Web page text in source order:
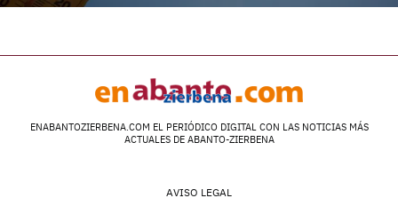
ENABANTOZIERBENA.COM EL PERIÓDICO DIGITAL CON LAS NOTICIAS MÁS
ACTUALES DE ABANTO-ZIERBENA
AVISO LEGAL